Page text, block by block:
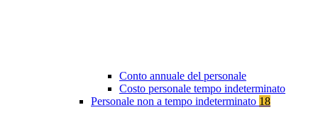
Conto annuale del personale
Costo personale tempo indeterminato
Personale non a tempo indeterminato 18